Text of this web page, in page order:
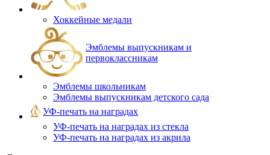
Хоккейные медали
Эмблемы выпускникам и
первоклассникам
Эмблемы школьникам
Эмблемы выпускникам детского сада
УФ-печать на наградах
УФ‑печать на наградах из стекла
УФ-печать на наградах из акрила